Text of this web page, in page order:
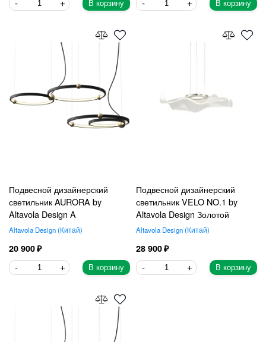
В корзину В корзину
Подвесной дизайнерский
светильник AURORA by
Altavola Design A
Altavola Design Китай
20 900
В корзину
Подвесной дизайнерский
светильник VELO NO.1 by
Altavola Design Золотой
Altavola Design Китай
28 900
В корзину